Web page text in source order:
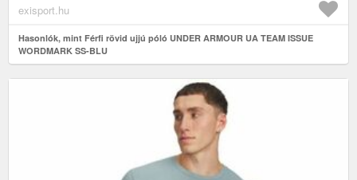
exisport.hu
Hasonlók, mint Férfi rövid ujjú póló UNDER ARMOUR UA TEAM ISSUE
WORDMARK SS-BLU